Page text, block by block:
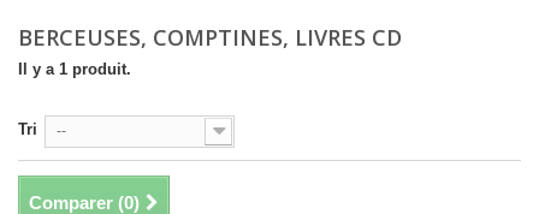
LIVRES ANCIENS AVANT 1900
BERCEUSES, COMPTINES, LIVRES CD
Il y a 1 produit.
Tri --
Comparer (0)